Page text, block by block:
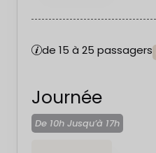
de 15 à 25 passagers
Journée
De 10h Jusqu’à 17h